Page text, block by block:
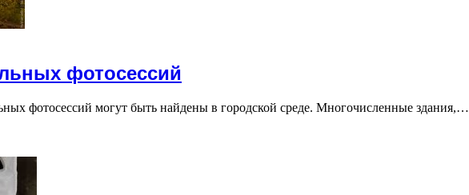
фотосессий
фотосессий могут быть найдены в городской среде. Многочисленные здания,…